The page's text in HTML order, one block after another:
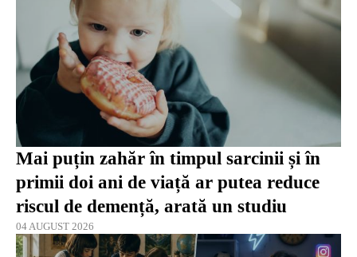
Mai puțin zahăr în timpul sarcinii și în
primii doi ani de viață ar putea reduce
riscul de demență, arată un studiu
04 AUGUST 2026